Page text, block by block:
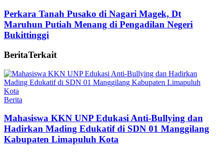
Perkara Tanah Pusako di Nagari Magek, Dt
Maruhun Putiah Menang di Pengadilan Negeri
Bukittinggi
BeritaTerkait
Berita
Mahasiswa KKN UNP Edukasi Anti-Bullying dan
Hadirkan Mading Edukatif di SDN 01 Manggilang
Kabupaten Limapuluh Kota